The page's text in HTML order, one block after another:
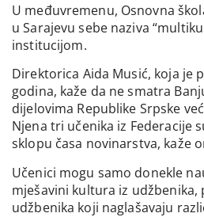
U međuvremenu, Osnovna
u Sarajevu sebe naziva
institucijom.
Direktorica Aida Musić, koja je
godina, kaže da ne smatra
dijelovima Republike Srpske
Njena tri učenika iz Federacije
sklopu časa novinarstva, kaže
Učenici mogu samo donekle
mješavini kultura iz udžbenika,
udžbenika koji naglašavaju